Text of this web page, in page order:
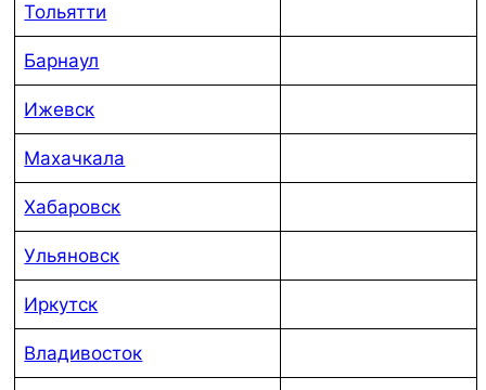
Тольятти
Барнаул
Ижевск
Махачкала
Хабаровск
Ульяновск
Иркутск
Владивосток